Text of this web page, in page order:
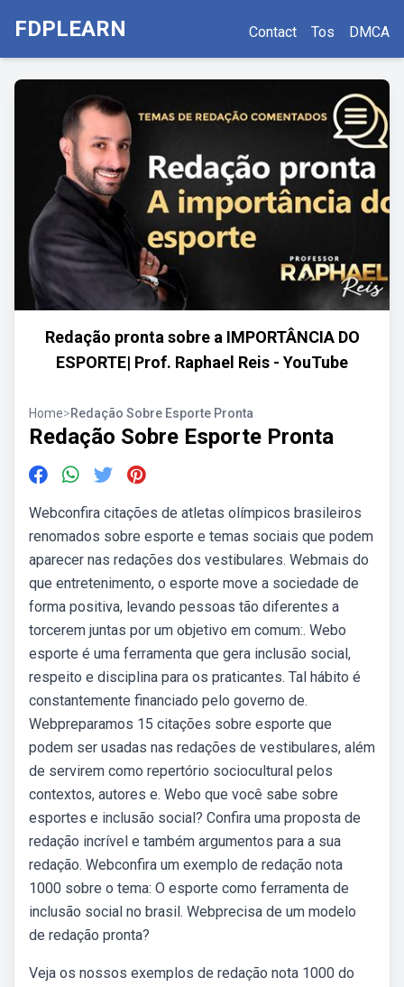
FDPLEARN Contact Tos DMCA
Redação pronta sobre a IMPORTÂNCIA DO
ESPORTE| Prof. Raphael Reis - YouTube
Home>Redação Sobre Esporte Pronta
Redação Sobre Esporte Pronta
Webconfira citações de atletas olímpicos brasileiros
renomados sobre esporte e temas sociais que podem
aparecer nas redações dos vestibulares. Webmais do
que entretenimento, o esporte move a sociedade de
forma positiva, levando pessoas tão diferentes a
torcerem juntas por um objetivo em comum:. Webo
esporte é uma ferramenta que gera inclusão social,
respeito e disciplina para os praticantes. Tal hábito é
constantemente financiado pelo governo de.
Webpreparamos 15 citações sobre esporte que
podem ser usadas nas redações de vestibulares, além
de servirem como repertório sociocultural pelos
contextos, autores e. Webo que você sabe sobre
esportes e inclusão social? Confira uma proposta de
redação incrível e também argumentos para a sua
redação. Webconfira um exemplo de redação nota
1000 sobre o tema: O esporte como ferramenta de
inclusão social no brasil. Webprecisa de um modelo
de redação pronta?
Veja os nossos exemplos de redação nota 1000 do